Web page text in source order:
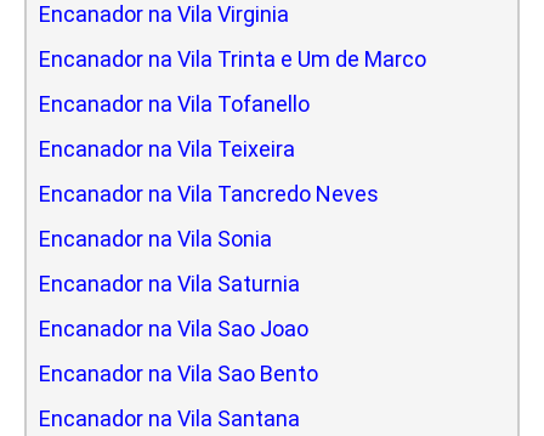
Encanador na Vila Virginia
Encanador na Vila Trinta e Um de Marco
Encanador na Vila Tofanello
Encanador na Vila Teixeira
Encanador na Vila Tancredo Neves
Encanador na Vila Sonia
Encanador na Vila Saturnia
Encanador na Vila Sao Joao
Encanador na Vila Sao Bento
Encanador na Vila Santana